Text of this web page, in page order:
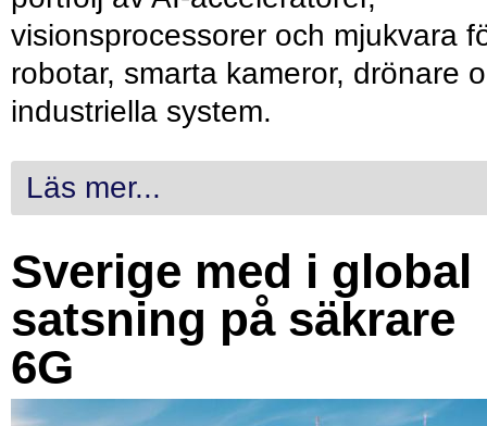
visionsprocessorer och mjukvara
robotar, smarta kameror, drönare
industriella system.
Läs mer...
Sverige med i global
satsning på säkrare
6G